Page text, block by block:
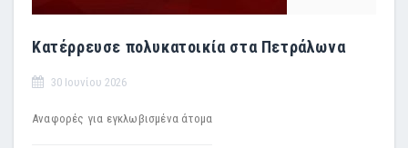
Κατέρρευσε πολυκατοικία στα Πετράλωνα
30 Ιουνίου 2026
Αναφορές για εγκλωβισμένα άτομα